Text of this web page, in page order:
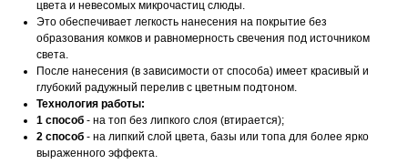
цвета и невесомых микрочастиц слюды.
Это обеспечивает легкость нанесения на покрытие без
образования комков и равномерность свечения под источником
света.
После нанесения (в зависимости от способа) имеет красивый и
глубокий радужный перелив с цветным подтоном.
Технология работы:
1 способ - на топ без липкого слоя (втирается);
2 способ - на липкий слой цвета, базы или топа для более ярко
выраженного эффекта.